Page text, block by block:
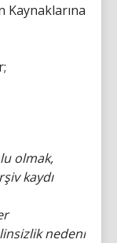
Kaynaklarına
olmak,
kaydı
nedeni